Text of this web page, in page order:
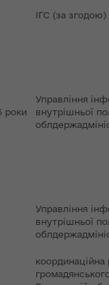
ІГС (за згодою)
роки
Управління
внутрішньої
Управління
внутрішньої
координаційна